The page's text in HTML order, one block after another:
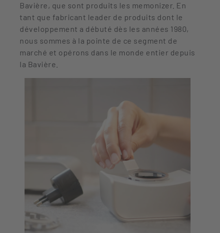
Bavière, que sont produits les memonizer. En
tant que fabricant leader de produits dont le
développement a débuté dès les années 1980,
nous sommes à la pointe de ce segment de
marché et opérons dans le monde entier depuis
la Bavière.